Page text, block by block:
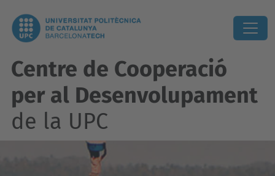
Centre de Cooperació
per al Desenvolupament
de la UPC